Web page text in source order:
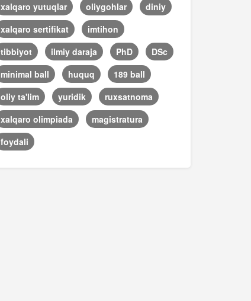
xalqaro yutuqlar
oliygohlar
diniy
xalqaro sertifikat
imtihon
tibbiyot
ilmiy daraja PhD
DSc
minimal ball
huquq
189 ball
oliy ta'lim
yuridik
ruxsatnoma
xalqaro olimpiada
magistratura
foydali